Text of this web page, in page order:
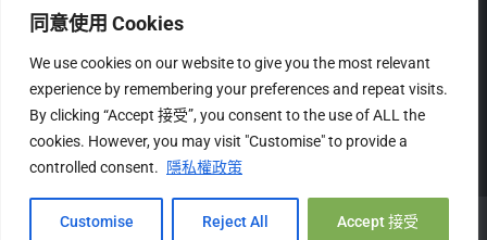
同意使用 Cookies
We use cookies on our website to give you the most relevant
experience by remembering your preferences and repeat visits.
By clicking “Accept 接受”, you consent to the use of ALL the
cookies. However, you may visit "Customise" to provide a
controlled consent.
隱私權政策
Customise Reject All Accept 接受
Copyright © 2026 mangoSTEEMS TW 台灣必富數位有限公司 |
Hi, 您好!